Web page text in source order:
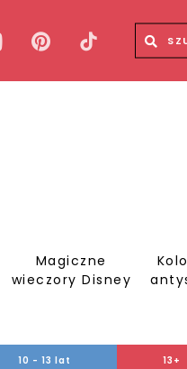
Magiczne
wieczory Disney
10 - 13 lat 13+